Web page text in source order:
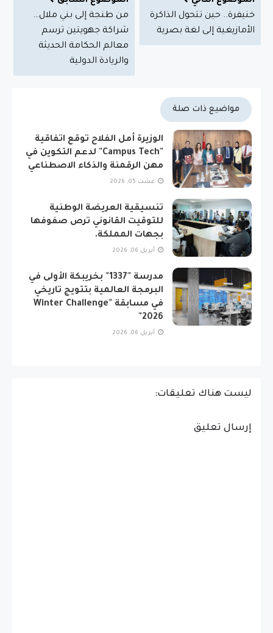
خنيفرة.. حين تتحول الذاكرة
الأمازيغية إلى لغة بصرية
من طنجة إلى بني ملال…
شراكة جهويتين ترسم
معالم الحكامة الحديثة
والريادة الدولية
مواضيع ذات صلة
الوزيرة أمل الفلاح توقع اتفاقية
"Campus Tech" لدعم التكوين في
مهن الرقمنة والذكاء الاصطناعي
غشت 05, 2026
تنسيقية العريضة الوطنية
للتوقيت القانوني ترص صفوفها
بجهات المملكة.
أبريل 06, 2026
مدرسة "1337" بخريبكة الأولى في
البرمجة العالمية بتتويج تاريخي
في مسابقة "Winter Challenge
2026"
أبريل 06, 2026
ليست هناك تعليقات:
إرسال تعليق